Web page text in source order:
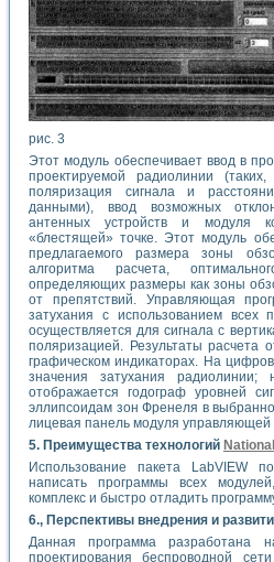
рис. 3
Этот модуль обеспечивает ввод в
проектируемой радиолинии
поляризация сигнала и
данными), ввод возможных
антенных устройств и модуля
«блестящей» точке. Этот модуль
предлагаемого размера зоны
алгоритма расчета,
определяющих размеры как зоны
от препятствий. Управляющая
затухания с использованием всех
осуществляется для сигнала с
поляризацией. Результаты
графическом индикаторах. На
значения затухания радиолинии;
отображается годограф уровней
эллипсоидам зон Френеля в
лицевая панель модуля управляющей
5. Преимущества технологий
Использование пакета LabVIEW
написать программы всех
комплекс и быстро отладить
6., Перспективы внедрения и
Данная программа разработана
проектирования беспроводной